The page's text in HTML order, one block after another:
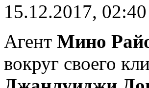
15.12.2017, 02:40
Агент Мино
вокруг своего